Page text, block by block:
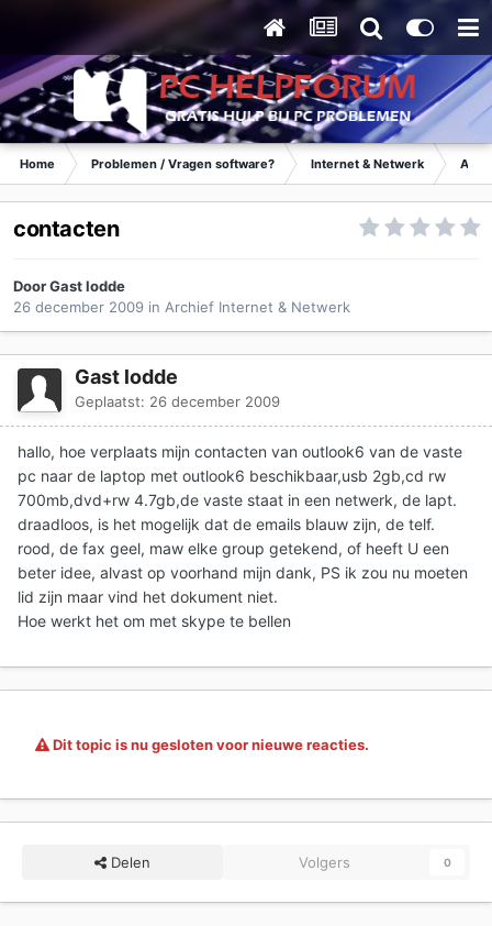
Home Problemen / Vragen software? Internet & Netwerk
contacten
Door Gast lodde
26 december 2009 in Archief Internet & Netwerk
Gast lodde
Geplaatst: 26 december 2009
hallo, hoe verplaats mijn contacten van outlook6 van de vaste
pc naar de laptop met outlook6 beschikbaar,usb 2gb,cd rw
700mb,dvd+rw 4.7gb,de vaste staat in een netwerk, de lapt.
draadloos, is het mogelijk dat de emails blauw zijn, de telf.
rood, de fax geel, maw elke group getekend, of heeft U een
beter idee, alvast op voorhand mijn dank, PS ik zou nu moeten
lid zijn maar vind het dokument niet.
Hoe werkt het om met skype te bellen
Dit topic is nu gesloten voor nieuwe reacties.
Delen Volgers 0